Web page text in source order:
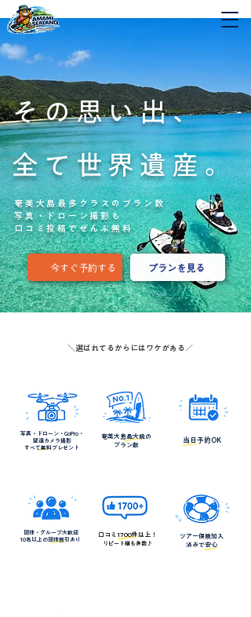
その思い出、
​全て世界遺産。
今すぐ予約する プランを見る
奄美大島最多クラスのプラン数
​写真・ドローン撮影も
口コミ投稿でぜんぶ無料
＼選ばれてるからにはワケがある／
写真・ドローン・GoPro・
望遠カメラ撮影
​すべて無料プレゼント
奄美大島最大級の
​プラン数
当日予約OK
団体・グループ大歓迎
​10名以上の団体割引あり
​口コミ1700件以上！
リピート様も多数♪
ツアー保険加入
済みで安心